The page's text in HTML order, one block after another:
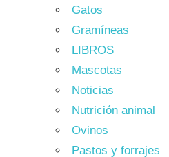
Gatos
Gramíneas
LIBROS
Mascotas
Noticias
Nutrición animal
Ovinos
Pastos y forrajes